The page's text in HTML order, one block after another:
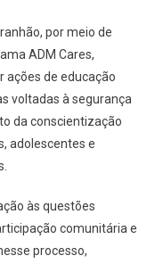
por meio de
ADM Cares,
ações de educação
voltadas à segurança
da conscientização
adolescentes e
às questões
comunitária e
processo,